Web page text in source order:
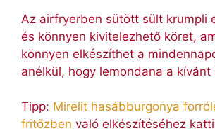
Az airfryerben sütött sült krumpli
és könnyen kivitelezhető köret,
könnyen elkészíthet a
anélkül, hogy lemondana a kívánt
Tipp: Mirelit hasábburgonya
fritőzben való elkészítéséhez